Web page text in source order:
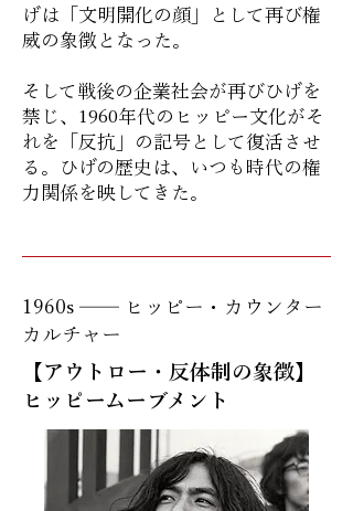
げは「文明開化の顔」として再び権
威の象徴となった。
そして戦後の企業社会が再びひげを
禁じ、1960年代のヒッピー文化がそ
れを「反抗」の記号として復活させ
る。ひげの歴史は、いつも時代の権
力関係を映してきた。
1960s ── ヒッピー・カウンター
カルチャー
【アウトロー・反体制の象徴】
ヒッピームーブメント